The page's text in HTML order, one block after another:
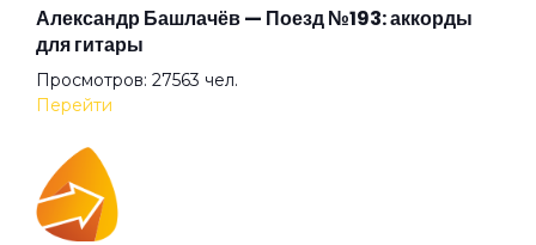
Александр Башлачёв — Поезд №193: аккорды
для гитары
Просмотров: 27563 чел.
Перейти